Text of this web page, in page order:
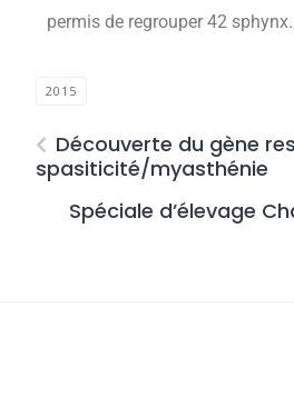
permis de regrouper 42
2015
Découverte du gène
spasiticité/myasthénie
Spéciale d’élevage